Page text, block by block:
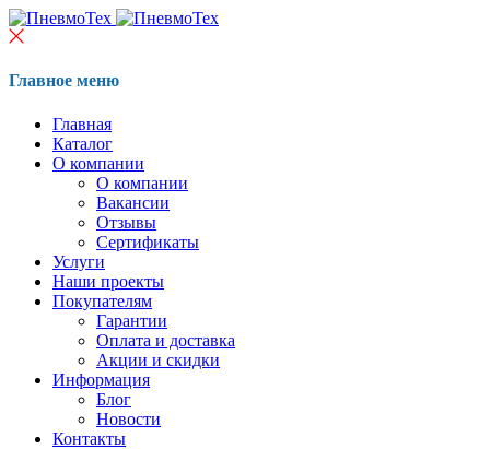
Главное меню
Главная
Каталог
О компании
О компании
Вакансии
Отзывы
Сертификаты
Услуги
Наши проекты
Покупателям
Гарантии
Оплата и доставка
Акции и скидки
Информация
Блог
Новости
Контакты